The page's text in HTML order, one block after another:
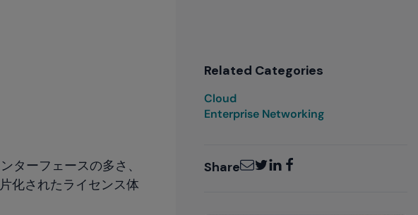
ターフェースの多さ、
化されたライセンス体
Related Categories
Cloud
Enterprise Networking
ShareEmailTwitter
LinkedInFacebook